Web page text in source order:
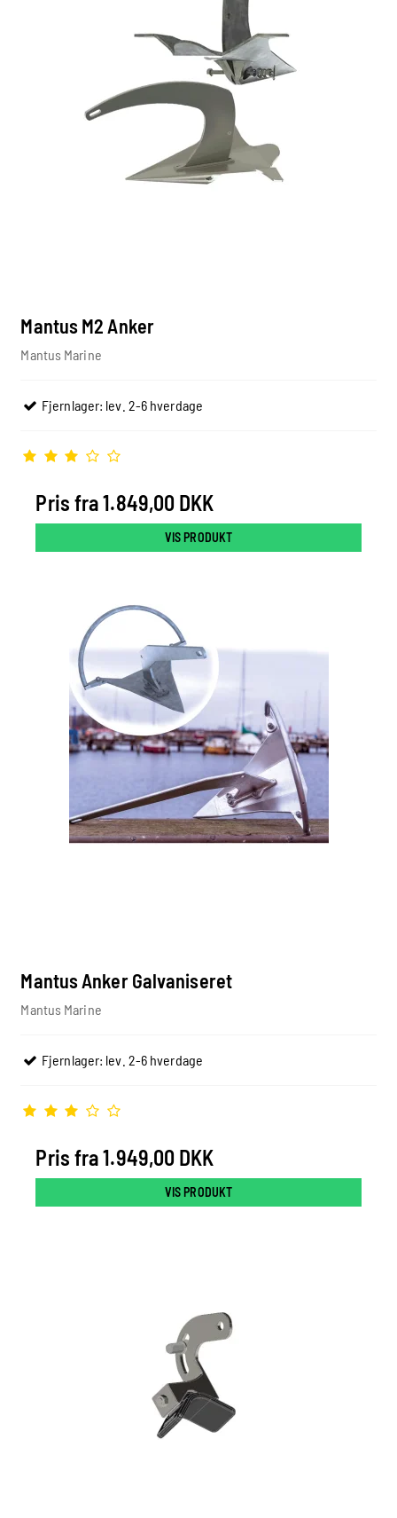
Mantus M2 Anker
Mantus Marine
Fjernlager: lev. 2-6 hverdage
Pris fra1.849,00 DKK
VIS PRODUKT
Mantus Anker Galvaniseret
Mantus Marine
Fjernlager: lev. 2-6 hverdage
Pris fra1.949,00 DKK
VIS PRODUKT